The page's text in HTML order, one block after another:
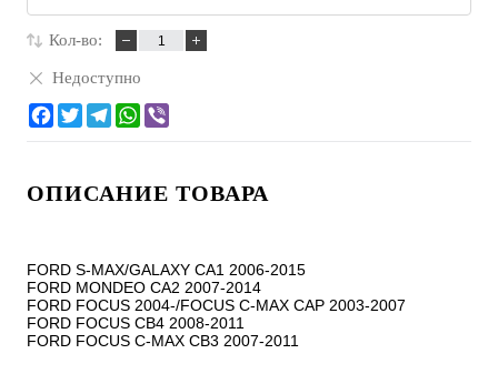
Кол-во:
Недоступно
ОПИСАНИЕ ТОВАРА
FORD S-MAX/GALAXY CA1 2006-2015
FORD MONDEO CA2 2007-2014
FORD FOCUS 2004-/FOCUS C-MAX CAP 2003-2007
FORD FOCUS CB4 2008-2011
FORD FOCUS C-MAX CB3 2007-2011